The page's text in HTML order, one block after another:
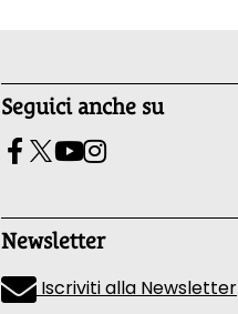
Seguici anche su
Newsletter
Iscriviti alla Newsletter